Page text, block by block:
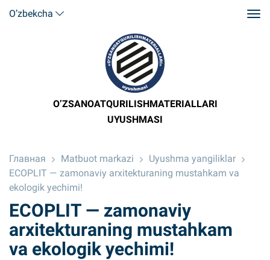
O’zbekcha
O’ZSANOATQURILISHMATERIALLARI
UYUSHMASI
Главная Matbuot markazi
Uyushma yangiliklar
ECOPLIT — zamonaviy arxitekturaning mustahkam va
ekologik yechimi!
ECOPLIT — zamonaviy
arxitekturaning mustahkam
va ekologik yechimi!